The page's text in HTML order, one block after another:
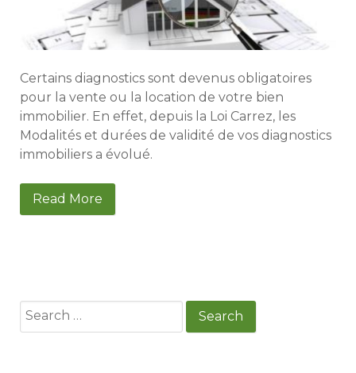
Certains diagnostics sont devenus obligatoires
pour la vente ou la location de votre bien
immobilier. En effet, depuis la Loi Carrez, les
Modalités et durées de validité de vos diagnostics
immobiliers a évolué.
Read More
Search